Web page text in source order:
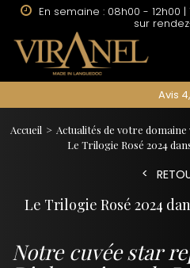
sur
Avis
Accueil
Actualités de votre
Le Trilogie Rosé 2024
Le Trilogie Rosé 2024
Notre cuvée star